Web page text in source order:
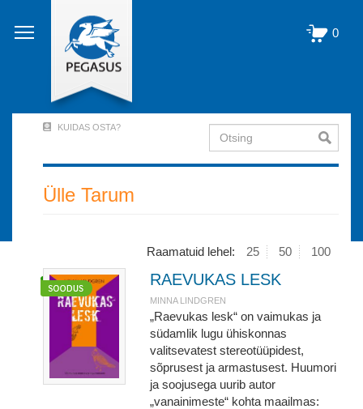
edasi
põhisisu
0
Account
Menu
KUIDAS OSTA? Otsing
Ülle Tarum
Raamatuid lehel: 25 50 100
RAEVUKAS LESK
MINNA LINDGREN
„Raevukas lesk“ on vaimukas ja
südamlik lugu ühiskonnas
valitsevatest stereotüüpidest,
sõprusest ja armastusest. Huumori
ja soojusega uurib autor
„vanainimeste“ kohta maailmas: